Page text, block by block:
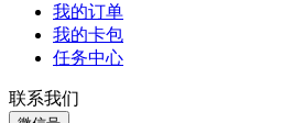
我的订单
我的卡包
任务中心
联系我们